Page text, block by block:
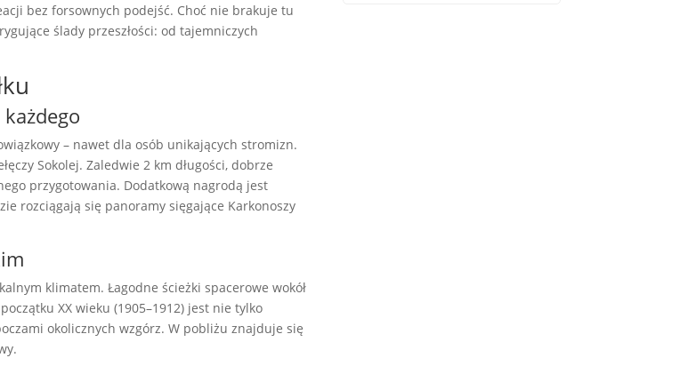
bez forsownych podejść. Choć nie brakuje tu
ślady przeszłości: od tajemniczych
– nawet dla osób unikających stromizn.
Sokolej. Zaledwie 2 km długości, dobrze
przygotowania. Dodatkową nagrodą jest
rozciągają się panoramy sięgające Karkonoszy
klimatem. Łagodne ścieżki spacerowe wokół
XX wieku (1905–1912) jest nie tylko
okolicznych wzgórz. W pobliżu znajduje się